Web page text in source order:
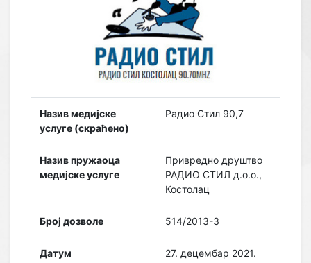
Назив медијске
услуге (скраћено)
Радио Стил 90,7
Назив пружаоца
медијске услуге
Привредно друштво
РАДИО СТИЛ д.о.о.,
Костолац
Број дозволе 514/2013-3
Датум 27. децембар 2021.